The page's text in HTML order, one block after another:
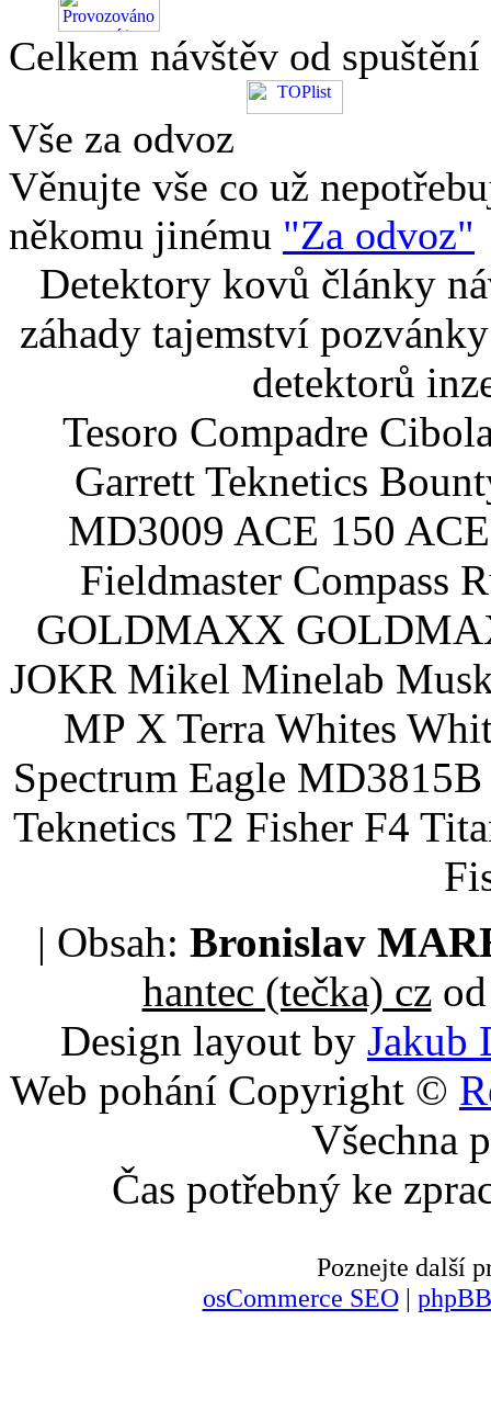
Celkem návštěv od
Vše za odvoz
Věnujte vše co už
někomu jinému "Za odvoz"
Detektory kovů články
záhady tajemství
detektorů
Tesoro Compadre
Garrett Teknetics
MD3009 ACE 150
Fieldmaster Compass
GOLDMAXX
JOKR Mikel Minelab
MP X Terra Whites
Spectrum Eagle
Teknetics T2 Fisher F4
| Obsah: Bronislav
hantec (tečka) czod
Design layout by Jakub
Web pohání Copyright ©
Všechna
Čas potřebný ke
Poznejte další
osCommerce SEO|